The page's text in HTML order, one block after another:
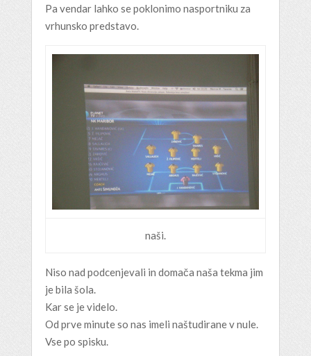
Pa vendar lahko se poklonimo nasportniku za
vrhunsko predstavo.
naši.
Niso nad podcenjevali in domača naša tekma jim
je bila šola.
Kar se je videlo.
Od prve minute so nas imeli naštudirane v nule.
Vse po spisku.